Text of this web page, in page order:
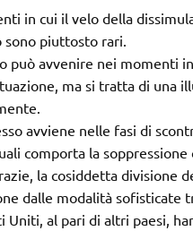
in cui il velo della
sono piuttosto rari.
può avvenire nei momenti
ma si tratta di una
avviene nelle fasi di
comporta la
la cosiddetta divisione
dalle modalità sofisticate
Uniti, al pari di altri paesi,